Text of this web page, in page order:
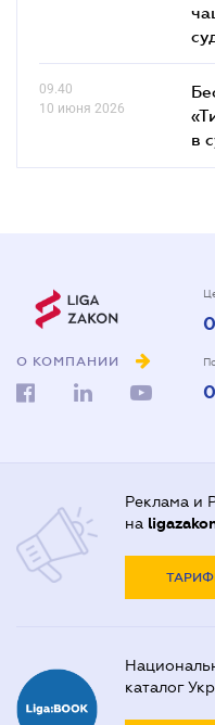
09.40
10 июня 2026
в
О КОМПАНИИ
Реклама и
на
каталог